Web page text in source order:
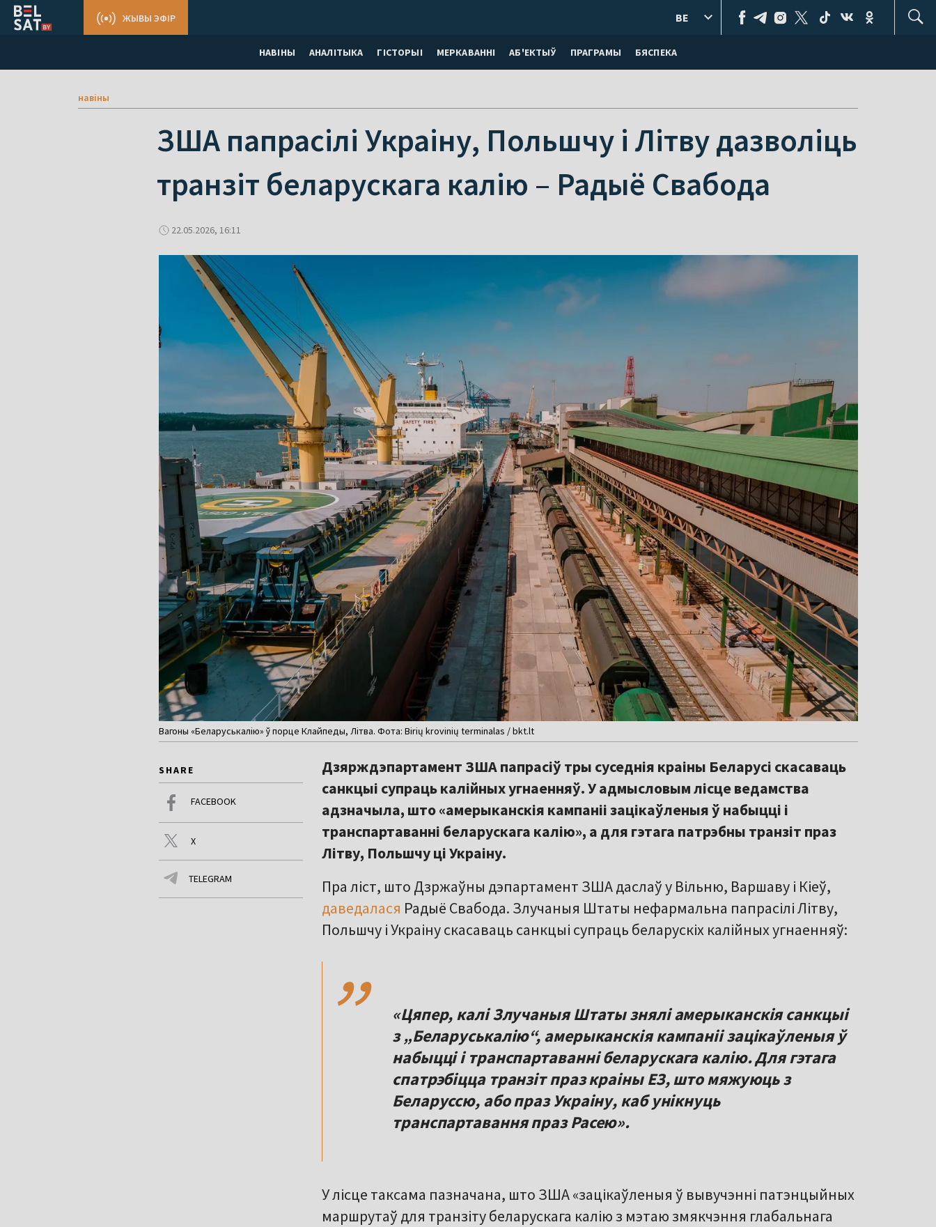
НАВІНЫ АНАЛІТЫКА ГІСТОРЫІ МЕРКАВАННI АБ'ЕКТЫЎ ПРАГРАМЫ БЯСПЕКА
ЖЫВЫ ЭФІР BE
навіны
ЗША папрасілі Украіну, Польшчу і Літву дазволіць
транзіт беларускага калію – Радыё Свабода
22.05.2026, 16:11
Вагоны «Беларуськалію» ў порце Клайпеды, Літва. Фота: Birių krovinių terminalas / bkt.lt
SHARE
FACEBOOK
X
TELEGRAM
Дзярждэпартамент ЗША папрасіў тры суседнія краіны Беларусі скасаваць
санкцыі супраць калійных угнаенняў. У адмысловым лісце ведамства
адзначыла, што «амерыканскія кампаніі зацікаўленыя ў набыцці і
транспартаванні беларускага калію», а для гэтага патрэбны транзіт праз
Літву, Польшчу ці Украіну.
Пра ліст, што Дзржаўны дэпартамент ЗША даслаў у Вільню, Варшаву і Кіеў,
даведалася Радыё Свабода. Злучаныя Штаты нефармальна папрасілі Літву,
Польшчу і Украіну скасаваць санкцыі супраць беларускіх калійных угнаенняў:
,,
«Цяпер, калі Злучаныя Штаты знялі амерыканскія санкцыі
з „Беларуськалію“, амерыканскія кампаніі зацікаўленыя ў
набыцці і транспартаванні беларускага калію. Для гэтага
спатрэбіцца транзіт праз краіны ЕЗ, што мяжуюць з
Беларуссю, або праз Украіну, каб унікнуць
транспартавання праз Расею».
У лісце таксама пазначана, што ЗША «зацікаўленыя ў вывучэнні патэнцыйных
маршрутаў для транзіту беларускага калію з мэтаю змякчэння глабальнага